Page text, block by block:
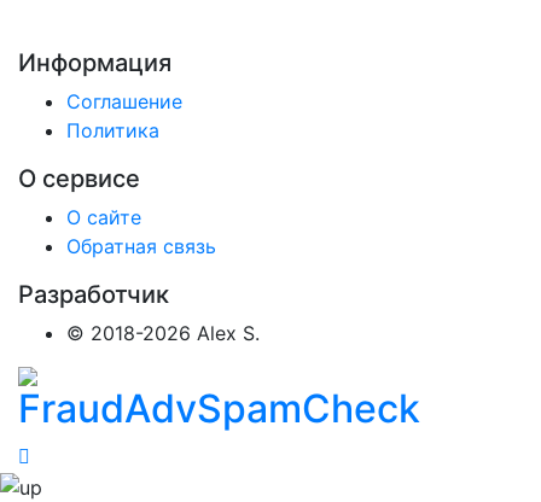
Информация
Соглашение
Политика
О сервисе
О сайте
Обратная связь
Разработчик
© 2018-2026 Alex S.